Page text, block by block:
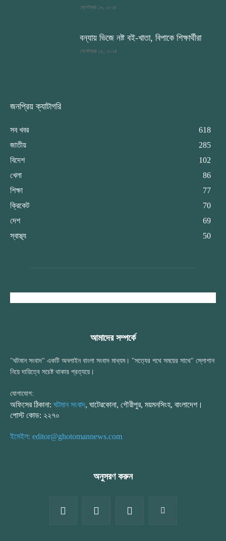
সেপ্টেম্বর ১৯, ২০২৪
বন্যায় ভিজে নষ্ট বই-খাতা, বিপাকে শিক্ষার্থীরা
সেপ্টেম্বর ১৫, ২০২৪
জনপ্রিয় ক্যাটাগরি
সব খবর
618
জাতীয়
285
বিদেশ
102
খেলা
86
শিক্ষা
77
ক্রিকেট
70
দেশ
69
স্বাস্থ্য
50
আমাদের সম্পর্কে
"ঘটমান সংবাদ" একটি অনলাইন বাংলা সংবাদ মাধ্যম। "সত্যের পথে সময়ের সাথে" স্লোগান
নিয়ে দায়িত্বে সচেষ্ট থাকার প্রত্যয়ে।
যোগাযোগ:
অফিসের ঠিকানা: ঘটমান সংবাদ, ঘাটেরকোনা, গৌরীপুর, ময়মনসিংহ, বাংলাদেশ।
পোস্ট কোড: ২২৭০
ইমেইল: editor@ghotomannews.com
অনুসরণ করুন